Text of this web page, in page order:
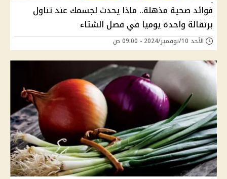
فوائد صحية مذهلة.. ماذا يحدث لجسمك عند تناول
برتقالة واحدة يوميا في فصل الشتاء
الأحد 10/نوفمبر/2024 - 09:00 ص